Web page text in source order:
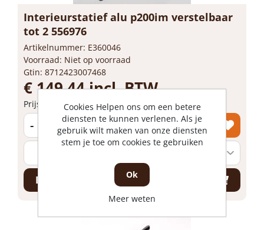
Interieurstatief alu p200im verstelbaar
tot 2 556976
Artikelnummer: E360046
Voorraad: Niet op voorraad
Gtin: 8712423007468
€ 149,44 incl. BTW
Prijs per 1 stuk
- +
Bestel nu!
Cookies Helpen ons om een betere
diensten te kunnen verlenen. Als je
gebruik wilt maken van onze diensten
stem je toe om cookies te gebruiken
Ok
Meer weten